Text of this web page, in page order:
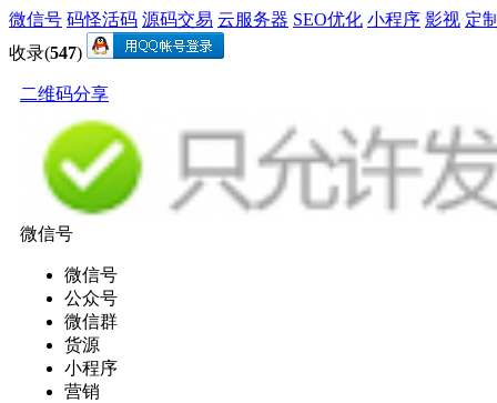
微信号 码怪活码 源码交易 云服务器 SEO优化 小程序 影视 定
收录(547)
二维码分享
微信号
微信号
公众号
微信群
货源
小程序
营销